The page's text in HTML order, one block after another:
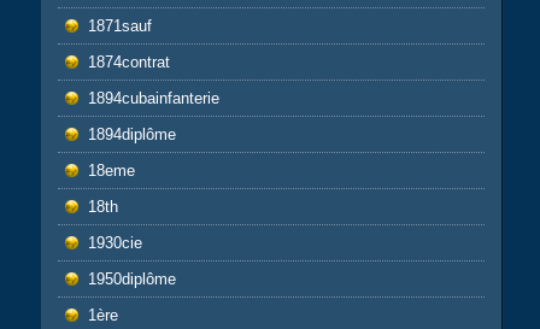
1871sauf
1874contrat
1894cubainfanterie
1894diplôme
18eme
18th
1930cie
1950diplôme
1ère